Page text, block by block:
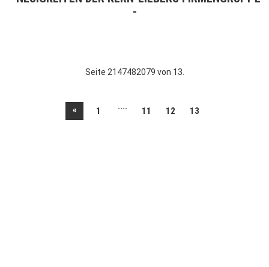
Seite 2147482079 von 13.
« 1 .... 11 12 13